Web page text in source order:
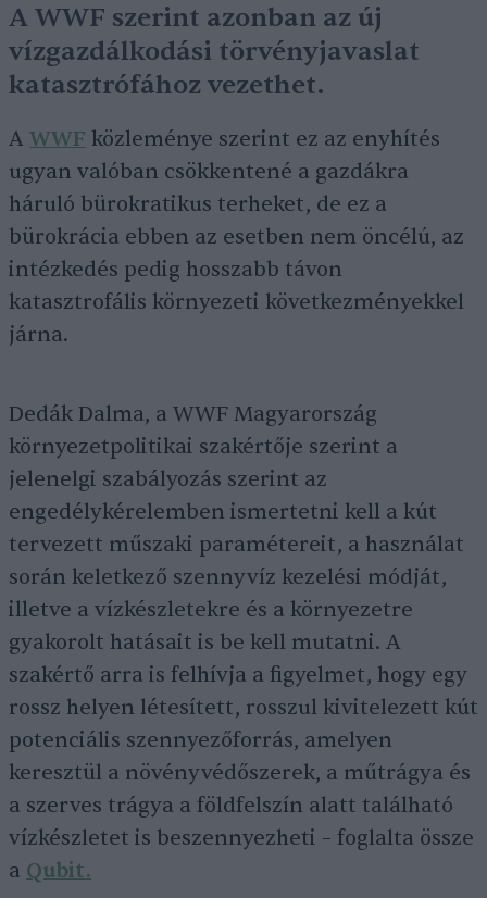
A WWF szerint azonban az új
vízgazdálkodási törvényjavaslat
katasztrófához vezethet.
A WWF közleménye szerint ez az enyhítés
ugyan valóban csökkentené a gazdákra
háruló bürokratikus terheket, de ez a
bürokrácia ebben az esetben nem öncélú, az
intézkedés pedig hosszabb távon
katasztrofális környezeti következményekkel
járna.
Dedák Dalma, a WWF Magyarország
környezetpolitikai szakértője szerint a
jelenelgi szabályozás szerint az
engedélykérelemben ismertetni kell a kút
tervezett műszaki paramétereit, a használat
során keletkező szennyvíz kezelési módját,
illetve a vízkészletekre és a környezetre
gyakorolt hatásait is be kell mutatni. A
szakértő arra is felhívja a figyelmet, hogy egy
rossz helyen létesített, rosszul kivitelezett kút
potenciális szennyezőforrás, amelyen
keresztül a növényvédőszerek, a műtrágya és
a szerves trágya a földfelszín alatt található
vízkészletet is beszennyezheti – foglalta össze
a Qubit.